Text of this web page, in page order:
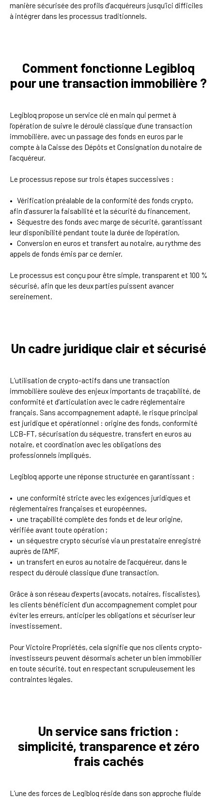
manière sécurisée des profils d’acquéreurs jusqu’ici difficiles
à intégrer dans les processus traditionnels.
Comment fonctionne Legibloq
pour une transaction immobilière ?
Legibloq propose un service clé en main qui permet à
l’opération de suivre le déroulé classique d’une transaction
immobilière, avec un passage des fonds en euros par le
compte à la Caisse des Dépôts et Consignation du notaire de
l’acquéreur.
Le processus repose sur trois étapes successives :
Vérification préalable de la conformité des fonds crypto,
afin d’assurer la faisabilité et la sécurité du financement,
Séquestre des fonds avec marge de sécurité, garantissant
leur disponibilité pendant toute la durée de l'opération,
Conversion en euros et transfert au notaire, au rythme des
appels de fonds émis par ce dernier.
Le processus est conçu pour être simple, transparent et 100 %
sécurisé, afin que les deux parties puissent avancer
sereinement.
Un cadre juridique clair et sécurisé
L’utilisation de crypto-actifs dans une transaction
immobilière soulève des enjeux importants de traçabilité, de
conformité et d’articulation avec le cadre réglementaire
français. Sans accompagnement adapté, le risque principal
est juridique et opérationnel : origine des fonds, conformité
LCB-FT, sécurisation du séquestre, transfert en euros au
notaire, et coordination avec les obligations des
professionnels impliqués.
Legibloq apporte une réponse structurée en garantissant :
une conformité stricte avec les exigences juridiques et
réglementaires françaises et européennes,
une traçabilité complète des fonds et de leur origine,
vérifiée avant toute opération ;
un séquestre crypto sécurisé via un prestataire enregistré
auprès de l’AMF,
un transfert en euros au notaire de l’acquéreur, dans le
respect du déroulé classique d’une transaction.
Grâce à son réseau d’experts (avocats, notaires, fiscalistes),
les clients bénéficient d’un accompagnement complet pour
éviter les erreurs, anticiper les obligations et sécuriser leur
investissement.
Pour Victoire Propriétés, cela signifie que nos clients crypto-
investisseurs peuvent désormais acheter un bien immobilier
en toute sécurité, tout en respectant scrupuleusement les
contraintes légales.
Un service sans friction :
simplicité, transparence et zéro
frais cachés
L’une des forces de Legibloq réside dans son approche fluide